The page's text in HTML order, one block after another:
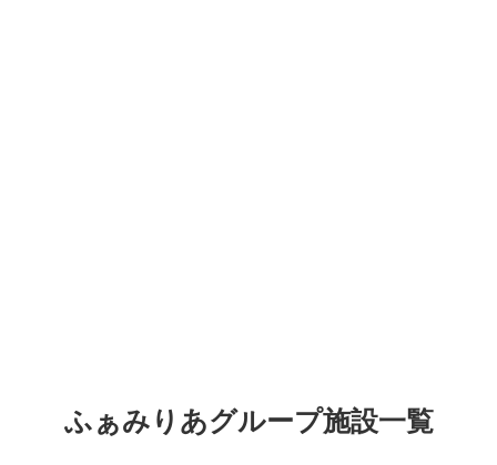
ふぁみりあグループ施設一覧